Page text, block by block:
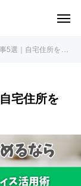
所を公開せずに始めるなら
宅住所を